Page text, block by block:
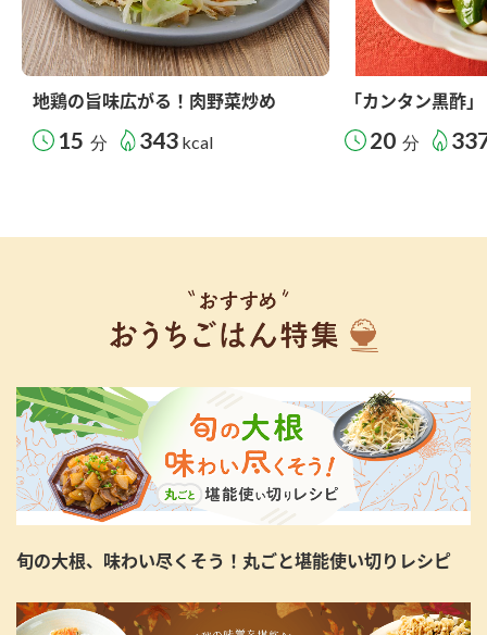
地鶏の旨味広がる！肉野菜炒め
15 分 343 kcal
「カンタン黒酢
20 分
旬の大根、味わい尽くそう！丸ごと堪能使い切りレシピ